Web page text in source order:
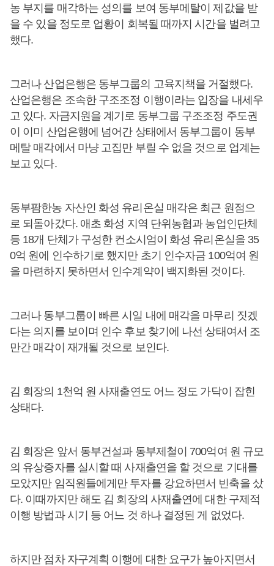
농 부지를 매각하는 성의를 보여 동부메탈이 제값을 받
을 수 있을 정도로 업황이 회복될 때까지 시간을 벌려고
했다.
그러나 산업은행은 동부그룹의 고육지책을 거절했다.
산업은행은 조속한 구조조정 이행이라는 입장을 내세우
고 있다. 자금지원을 계기로 동부그룹 구조조정 주도권
이 이미 산업은행에 넘어간 상태에서 동부그룹이 동부
메탈 매각에서 마냥 고집만 부릴 수 없을 것으로 업계는
보고 있다.
동부팜한농 자산인 화성 유리온실 매각은 최근 원점으
로 되돌아갔다. 애초 화성 지역 단위농협과 농업인단체
등 18개 단체가 구성한 컨소시엄이 화성 유리온실을 35
0억 원에 인수하기로 했지만 초기 인수자금 100억여 원
을 마련하지 못하면서 인수계약이 백지화된 것이다.
그러나 동부그룹이 빠른 시일 내에 매각을 마무리 짓겠
다는 의지를 보이며 인수 후보 찾기에 나선 상태여서 조
만간 매각이 재개될 것으로 보인다.
김 회장의 1천억 원 사재출연도 어느 정도 가닥이 잡힌
상태다.
김 회장은 앞서 동부건설과 동부제철이 700억여 원 규모
의 유상증자를 실시할 때 사재출연을 할 것으로 기대를
모았지만 임직원들에게만 투자를 강요하면서 빈축을 샀
다. 이때까지만 해도 김 회장의 사재출연에 대한 구제적
이행 방법과 시기 등 어느 것 하나 결정된 게 없었다.
하지만 점차 자구계획 이행에 대한 요구가 높아지면서